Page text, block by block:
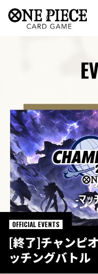
[終了]チャンピ
ッチングバトル
OFFICIAL EVENTS